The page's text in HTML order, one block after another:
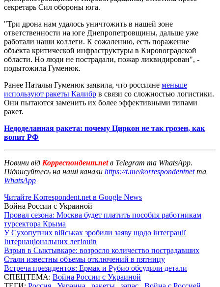
секретарь Сил обороны юга.
"Три дрона нам удалось уничтожить в нашей зоне
ответственности на юге Днепропетровщины, дальше уже
работали наши коллеги. К сожалению, есть поражение
объекта критической инфраструктуры в Кировоградской
области. Но люди не пострадали, пожар ликвидирован", -
подытожила Гуменюк.
Ранее Наталья Гуменюк заявила, что россияне меньше
используют ракеты Калибр в связи со сложностью логистики.
Они пытаются заменить их более эффективными типами
ракет.
Недоделанная ракета: почему Циркон не так грозен, как
вопит РФ
Новини від Корреспондент.netв Telegram та WhatsApp.
Підписуйтесь на наші канали https://t.me/korrespondentnetта
WhatsApp
Читайте Korrespondent.net в Google News
Война России с Украиной
Провал сезона: Москва будет платить пособия работникам
турсектора Крыма
У Сухопутних військах зробили заяву щодо інтеграції
Інтернаціональних легіонів
Взрыв в Сыктывкаре: возросло количество пострадавших
Стали известны объемы отключений в пятницу
Встреча президентов: Ермак и Рубио обсудили детали
СПЕЦТЕМА: Война России с Украиной